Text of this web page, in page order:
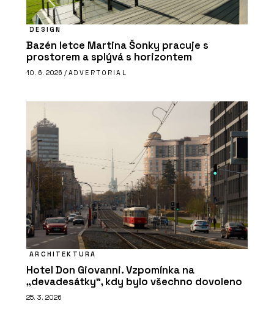
DESIGN
Bazén letce Martina Šonky pracuje s
prostorem a splývá s horizontem
10. 6. 2026 / ADVERTORIAL
ARCHITEKTURA
Hotel Don Giovanni. Vzpomínka na
„devadesátky“, kdy bylo všechno dovoleno
25. 3. 2026